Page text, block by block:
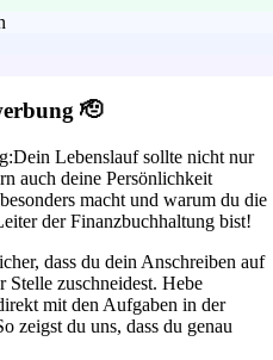
🫡
Dein Lebenslauf sollte nicht nur
auch deine Persönlichkeit
macht und warum du die
der Finanzbuchhaltung bist!
dass du dein Anschreiben auf
Stelle zuschneidest. Hebe
mit den Aufgaben in der
zeigst du uns, dass du genau